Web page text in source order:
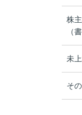
株
（
未
そ